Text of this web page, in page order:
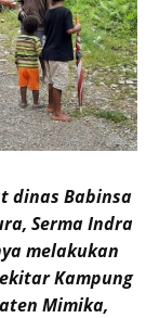
dinas Babinsa
Serma Indra
melakukan
Kampung
Mimika,